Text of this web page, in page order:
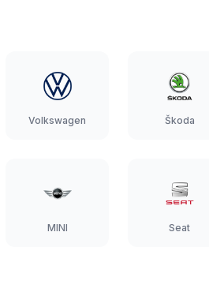
Volkswagen Škoda
MINI Seat